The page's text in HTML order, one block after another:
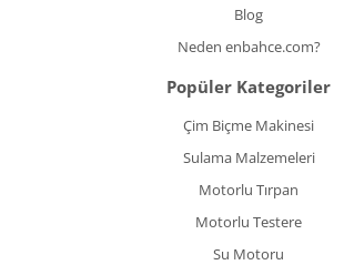
Blog
Neden enbahce.com?
Popüler Kategoriler
Çim Biçme Makinesi
Sulama Malzemeleri
Motorlu Tırpan
Motorlu Testere
Su Motoru